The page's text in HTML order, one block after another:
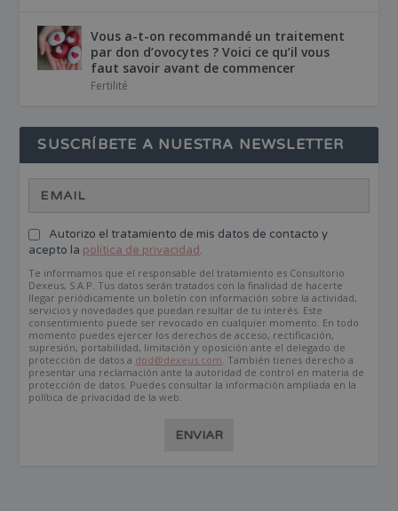
Vous a-t-on recommandé un traitement
par don d’ovocytes ? Voici ce qu’il vous
faut savoir avant de commencer
Fertilité
SUSCRÍBETE A NUESTRA NEWSLETTER
Autorizo el tratamiento de mis datos de contacto y
acepto la política de privacidad.
Te informamos que el responsable del tratamiento es Consultorio
Dexeus, S.A.P. Tus datos serán tratados con la finalidad de hacerte
llegar periódicamente un boletín con información sobre la actividad,
servicios y novedades que puedan resultar de tu interés. Este
consentimiento puede ser revocado en cualquier momento. En todo
momento puedes ejercer los derechos de acceso, rectificación,
supresión, portabilidad, limitación y oposición ante el delegado de
protección de datos a dpd@dexeus.com . También tienes derecho a
presentar una reclamación ante la autoridad de control en materia de
protección de datos. Puedes consultar la información ampliada en la
política de privacidad de la web.
ENVIAR